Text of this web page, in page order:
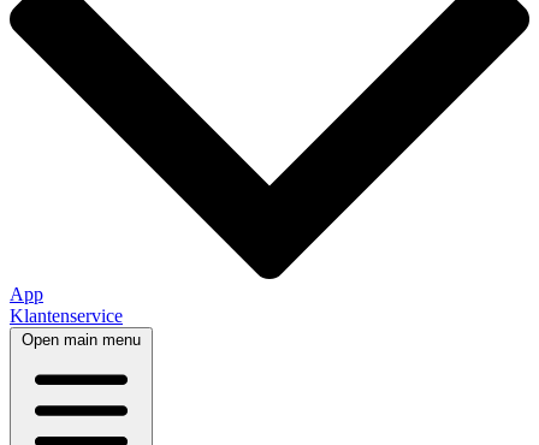
App
Klantenservice
Open main menu